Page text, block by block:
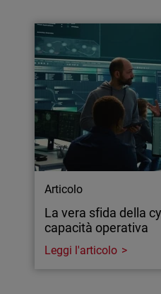
Articolo
La vera sfida della
capacità operativa
Leggi l'articolo